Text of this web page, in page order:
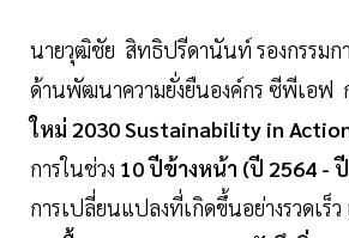
นายวุฒิชัย สิทธิปรีดานันท์ รองกรรมก
ด้านพัฒนาความยั่งยืนองค์กร ซีพีเอฟ
ใหม่ 2030 Sustainability in
การในช่วง 10 ปีข้างหน้า (ปี 2564 -
การเปลี่ยนแปลงที่เกิดขึ้นอย่างรวดเร็ว